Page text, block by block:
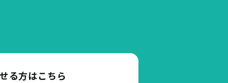
る方はこちら